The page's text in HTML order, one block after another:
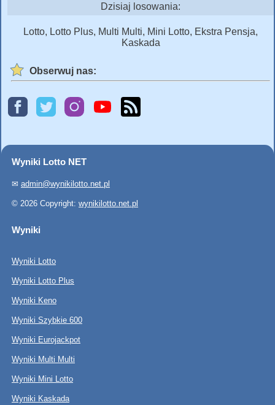
Dzisiaj losowania:
Lotto, Lotto Plus, Multi Multi, Mini Lotto, Ekstra Pensja,
Kaskada
Obserwuj nas:
Wyniki Lotto NET
✉ admin@wynikilotto.net.pl
© 2026 Copyright: wynikilotto.net.pl
Wyniki
Wyniki Lotto
Wyniki Lotto Plus
Wyniki Keno
Wyniki Szybkie 600
Wyniki Eurojackpot
Wyniki Multi Multi
Wyniki Mini Lotto
Wyniki Kaskada